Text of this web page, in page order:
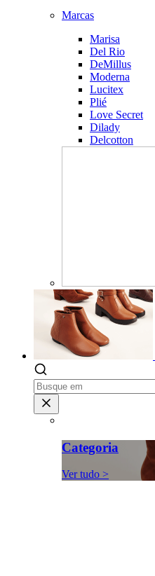
Marcas
Marisa
Del Rio
DeMillus
Moderna
Lucitex
Plié
Love Secret
Dilady
Delcotton
Categoria
Ver tudo >